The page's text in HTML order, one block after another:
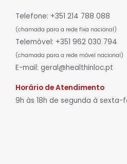
Telefone: +351 214 788 088
(chamada para a rede fixa nacional)
Telemóvel: +351 962 030 794
(chamada para a rede móvel nacional)
E-mail: geral@healthinloc.pt
Horário de Atendimento
9h às 18h de segunda à sexta-